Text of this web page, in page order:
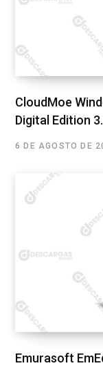
CloudMoe
Digital Edition
6 DE AGOSTO DE
Emurasoft